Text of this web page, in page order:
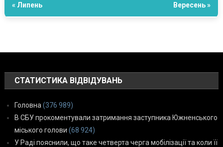
« Липень Вересень »
СТАТИСТИКА ВІДВІДУВАНЬ
Головна (376 989)
В СБУ прокоментували затримання заступника Южненського
міського голови (68 924)
У Раді пояснили, що таке четверта черга мобілізації та коли її